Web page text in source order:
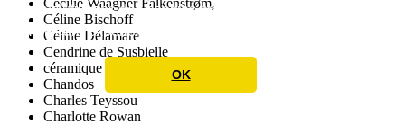
Nous utilisons des cookies pour vous offrir une
meilleure expérience utilisateur
OK
Cecilie Waagner Falkenstrøm,
Céline Bischoff
Céline Délamare
Cendrine de Susbielle
céramique
Chandos
Charles Teyssou
Charlotte Rowan